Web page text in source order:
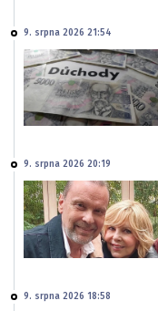
9. srpna 2026 21:54
9. srpna 2026 20:19
9. srpna 2026 18:58